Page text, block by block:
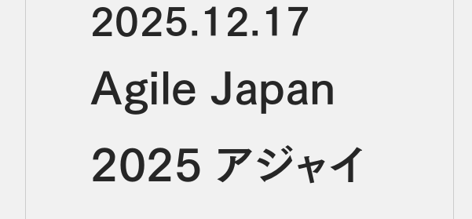
2025.12.17
Agile Japan
2025 アジャイ